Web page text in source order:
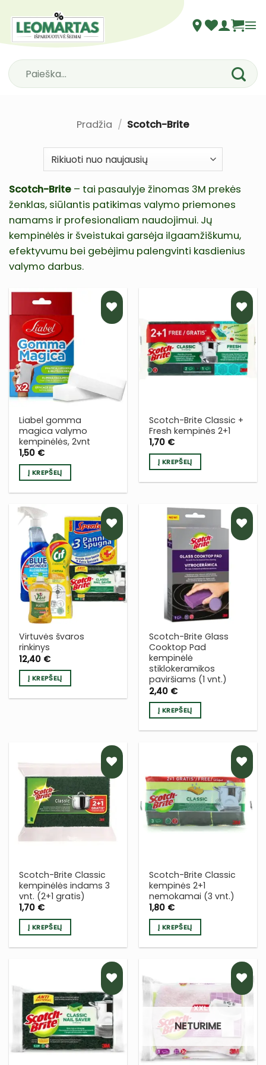
content
Ieškoti:
Pradžia / Scotch-Brite
Scotch-Brite – tai pasaulyje žinomas 3M prekės
ženklas, siūlantis patikimas valymo priemones
namams ir profesionaliam naudojimui. Jų
kempinėlės ir šveistukai garsėja ilgaamžiškumu,
efektyvumu bei gebėjimu palengvinti kasdienius
valymo darbus.
Liabel gomma
magica valymo
kempinėlės, 2vnt
1,50 €
Į KREPŠELĮ
PRIDĖTI
Į NORŲ
SĄRAŠĄ
Scotch-Brite Classic +
Fresh kempinės 2+1
1,70 €
Į KREPŠELĮ
PRIDĖTI
Į NORŲ
SĄRAŠĄ
Virtuvės švaros
rinkinys
12,40 €
Į KREPŠELĮ
PRIDĖTI
SĄRAŠĄ
Scotch-Brite Glass
Cooktop Pad
kempinėlė
stiklokeramikos
paviršiams (1 vnt.)
2,40 €
Į KREPŠELĮ
PRIDĖTI
Į NORŲ
SĄRAŠĄ
Scotch-Brite Classic
kempinėlės indams 3
vnt. (2+1 gratis)
1,70 €
Į KREPŠELĮ
PRIDĖTI
Į NORŲ
SĄRAŠĄ
Scotch-Brite Classic
kempinės 2+1
nemokamai (3 vnt.)
1,80 €
Į KREPŠELĮ
PRIDĖTI
Į NORŲ
SĄRAŠĄ
PRIDĖTI
Į NORŲ
NETURIME